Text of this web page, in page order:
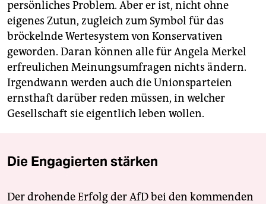
persönliches Problem. Aber er ist, nicht ohne
eigenes Zutun, zugleich zum Symbol für das
bröckelnde Wertesystem von Konservativen
geworden. Daran können alle für Angela Merkel
erfreulichen Meinungsumfragen nichts ändern.
Irgendwann werden auch die Unionsparteien
ernsthaft darüber reden müssen, in welcher
Gesellschaft sie eigentlich leben wollen.
Die Engagierten stärken
Der drohende Erfolg der AfD bei den kommenden